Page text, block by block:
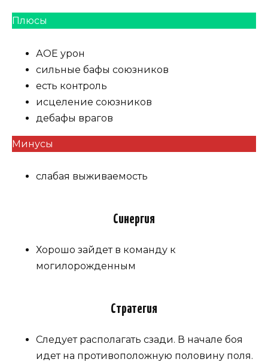
Плюсы
АОЕ урон
сильные бафы союзников
есть контроль
исцеление союзников
дебафы врагов
Минусы
слабая выживаемость
Синергия
Хорошо зайдет в команду к
могилорожденным
Стратегия
Следует располагать сзади. В начале боя
идет на противоположную половину поля.